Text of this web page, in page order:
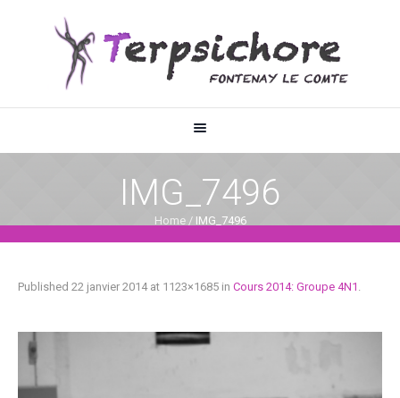
IMG_7496
Home / IMG_7496
Published 22 janvier 2014at 1123×1685 in Cours 2014: Groupe 4N1 .